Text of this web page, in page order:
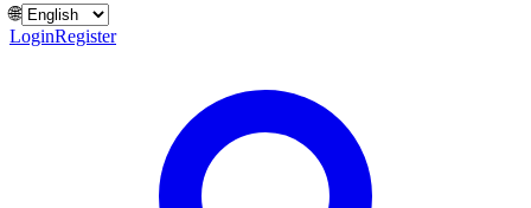
🌐
LoginRegister